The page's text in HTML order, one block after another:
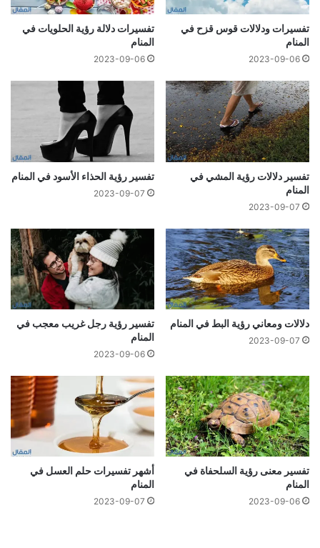
تفسيرات ودلالات قوس قزح في
المنام
2023-09-06
تفسيرات دلالة رؤية الحلويات في
المنام
2023-09-06
تفسير دلالات رؤية المشي في
المنام
2023-09-07
تفسير رؤية الحذاء الأسود في المنام
2023-09-07
دلالات ومعاني رؤية البط في المنام
2023-09-07
تفسير رؤية رجل غريب معجب في
المنام
2023-09-06
تفسير معنى رؤية السلحفاة في
المنام
2023-09-06
أشهر تفسيرات حلم العسل في
المنام
2023-09-07